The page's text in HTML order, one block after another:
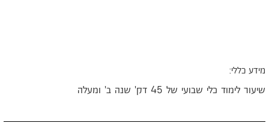
כללי:
לימוד כלי שבועי של 45 דק' שנה ב' ומעלה